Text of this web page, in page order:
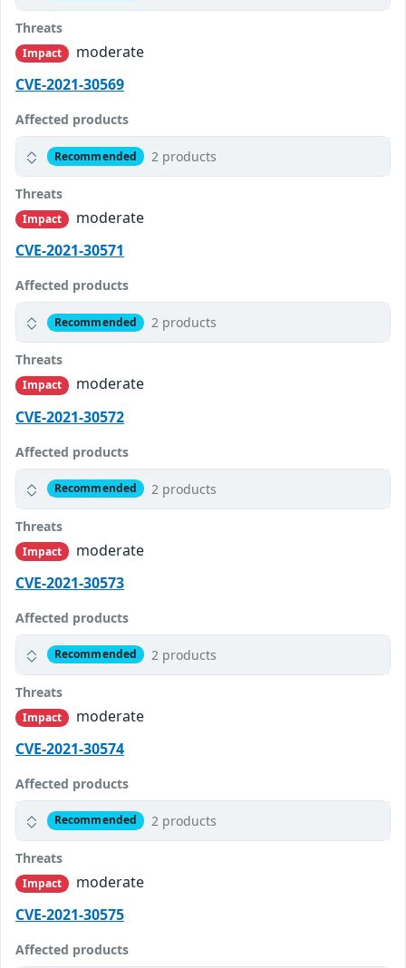
Threats
Impact
moderate
CVE-2021-30569
Affected products
Recommended 2 products
Threats
Impact
moderate
CVE-2021-30571
Affected products
Recommended 2 products
Threats
Impact
moderate
CVE-2021-30572
Affected products
Recommended 2 products
Threats
Impact
moderate
CVE-2021-30573
Affected products
Recommended 2 products
Threats
Impact
moderate
CVE-2021-30574
Affected products
Recommended 2 products
Threats
Impact
moderate
CVE-2021-30575
Affected products